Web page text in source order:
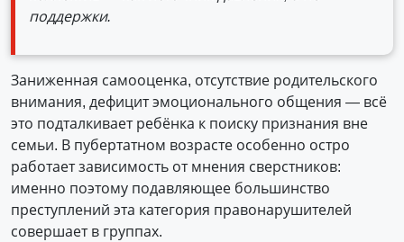
поддержки.
Заниженная самооценка, отсутствие родительского
внимания, дефицит эмоционального общения — всё
это подталкивает ребёнка к поиску признания вне
семьи. В пубертатном возрасте особенно остро
работает зависимость от мнения сверст­ников:
именно поэтому подавляющее большинство
преступлений эта категория правонарушителей
совершает в группах.